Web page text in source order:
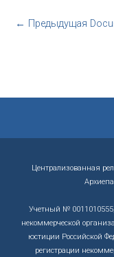
← Предыдущая
Централизованная
Учетный № 0011010555,
некоммерческой
юстиции Российской
регистрации